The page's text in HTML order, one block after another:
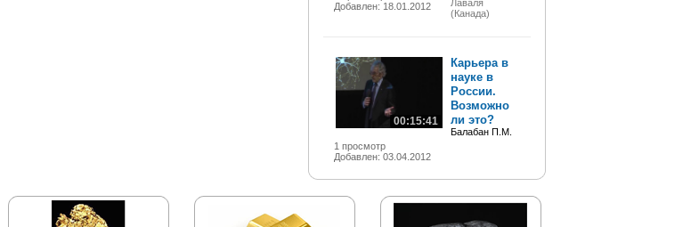
Добавлен: 18.01.2012
Лаваля
(Канада)
00:15:41
1 просмотр
Добавлен: 03.04.2012
Карьера в
науке в
России.
Возможно
ли это?
Балабан П.М.